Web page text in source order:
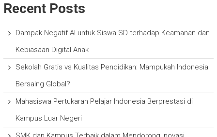
Recent Posts
Dampak Negatif AI untuk Siswa SD terhadap Keamanan dan
Kebiasaan Digital Anak
Sekolah Gratis vs Kualitas Pendidikan: Mampukah Indonesia
Bersaing Global?
Mahasiswa Pertukaran Pelajar Indonesia Berprestasi di
Kampus Luar Negeri